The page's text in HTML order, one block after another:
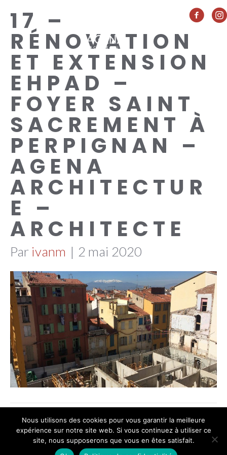
17 –
RÉNOVATION
ET EXTENSION
EHPAD –
FOYER SAINT
SACREMENT À
PERPIGNAN –
AGENA
ARCHITECTUR
E –
ARCHITECTE
Par ivanm | 2 mai 2020
© 2020 Agena Architecture (Achitecte à
Perpignan)|04 68 34 23 47|
Nous utilisons des cookies pour vous garantir la meilleure
expérience sur notre site web. Si vous continuez à utiliser ce
site, nous supposerons que vous en êtes satisfait.